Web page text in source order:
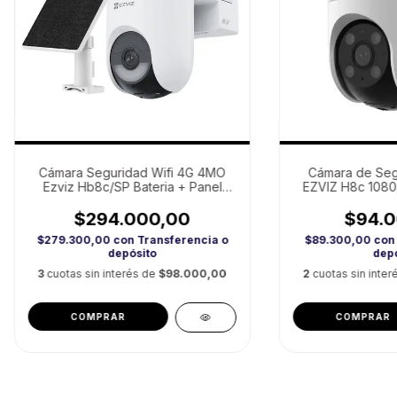
Cámara Seguridad Wifi 4G 4MO
Ezviz Hb8c/SP Bateria + Panel
$294.000,00
$279.300,00 con Transferencia o
depósito
3 cuotas sin interés de $98.000,00
Cámara de
EZVIZ H8c
$89.300,00 con
2 cuotas sin
COMPRAR